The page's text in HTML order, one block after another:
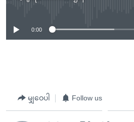
No media source
0:00
မျှဝေပါ Follow us